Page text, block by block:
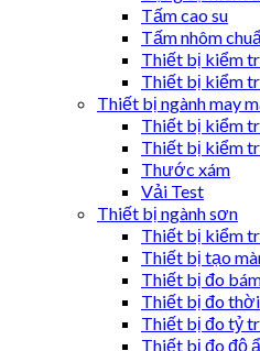
Tấm cao su
Tấm nhôm
Thiết bị kiểm
Thiết bị kiểm
Thiết bị ngành may
Thiết bị kiểm
Thiết bị kiểm
Thước xám
Vải Test
Thiết bị ngành sơn
Thiết bị kiểm
Thiết bị tạo
Thiết bị đo
Thiết bị đo
Thiết bị đo tỷ
Thiết bị đo độ